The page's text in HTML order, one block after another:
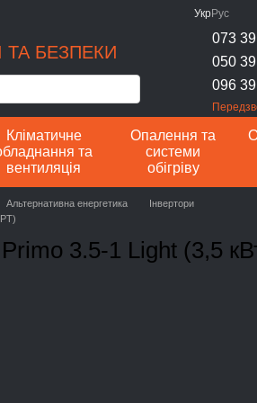
УкрРус
БЕЗПЕКИ
073
050
096
Кліматичне
та
вентиляція
Опалення та
системи
обігріву
Альтернативна енергетика
Інвертори
3.5-1 Light (3,5